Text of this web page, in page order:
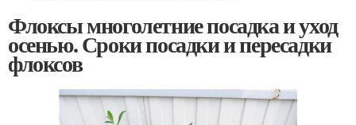
Флоксы многолетние посадка и уход
осенью. Сроки посадки и пересадки
флоксов